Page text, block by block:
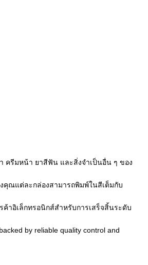
ครีมหน้า ยาสีฟัน และสิ่งจําเป็นอื่น ๆ ของ
คุณแต่ละกล่องสามารถพิมพ์ในสีเต็มกับ
าอิเล็กทรอนิกส์สําหรับการเสร็จสิ้นระดับ
by reliable quality control and